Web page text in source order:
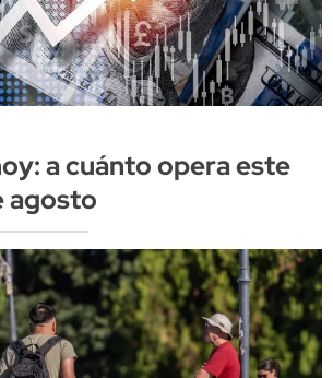
a cuánto opera este
agosto